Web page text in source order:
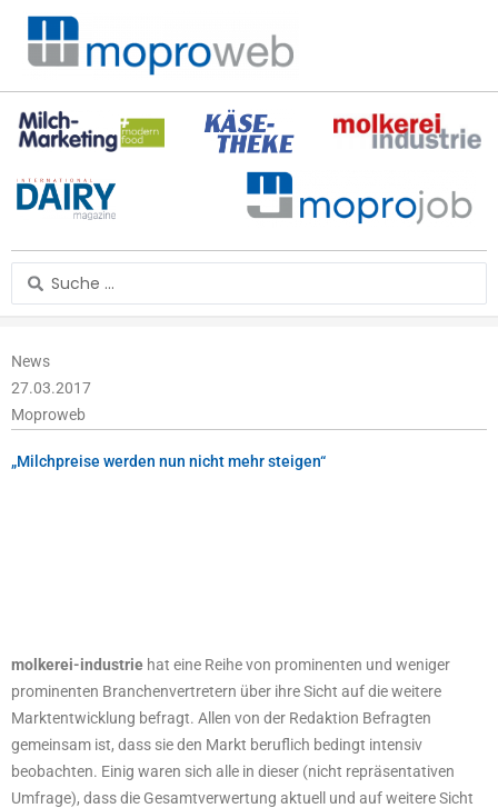
Zum
Inhalt
springen
Search
...
News
27.03.2017
Moproweb
„Milchpreise werden nun nicht mehr steigen“
molkerei-industrie hat eine Reihe von prominenten und weniger
prominenten Branchenvertretern über ihre Sicht auf die weitere
Marktentwicklung befragt. Allen von der Redaktion Befragten
gemeinsam ist, dass sie den Markt beruflich bedingt intensiv
beobachten. Einig waren sich alle in dieser (nicht repräsentativen
Umfrage), dass die Gesamtverwertung aktuell und auf weitere Sicht